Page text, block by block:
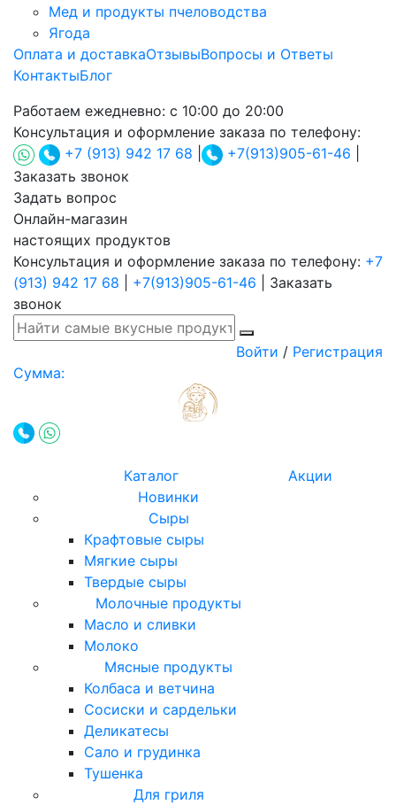
Мед и продукты пчеловодства
Ягода
Оплата и доставкаОтзывыВопросы и Ответы
КонтактыБлог
Работаем ежедневно: с 10:00 до 20:00
Консультация и оформление заказа по телефону:
+7 (913) 942 17 68
+7(913)905-61-46
Заказать звонок
Задать вопрос
Онлайн-магазин
настоящих продуктов
Консультация и оформление заказа по телефону: +7
(913) 942 17 68
+7(913)905-61-46
Заказать
звонок
Войти / Регистрация
Сумма:
Каталог
Новинки
Сыры
Крафтовые сыры
Мягкие сыры
Твердые сыры
Молочные продукты
Масло и сливки
Молоко
Мясные продукты
Колбаса и ветчина
Сосиски и сардельки
Деликатесы
Сало и грудинка
Тушенка
Для гриля
Акции